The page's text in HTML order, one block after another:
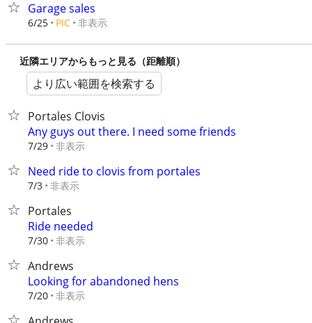
Garage sales
6/25 PIC 非表示
近隣エリアからもっと見る（距離順）
より広い範囲を検索する
Portales Clovis
Any guys out there. I need some friends
7/29 非表示
Need ride to clovis from portales
7/3 非表示
Portales
Ride needed
7/30 非表示
Andrews
Looking for abandoned hens
7/20 非表示